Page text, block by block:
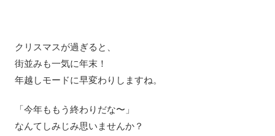
クリスマスが過ぎると、
街並みも一気に年末！
年越しモードに早変わりしますね。
「今年ももう終わりだな〜」
なんてしみじみ思いませんか？